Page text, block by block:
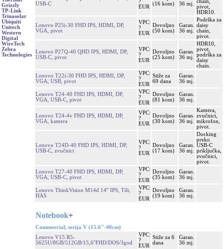
Grizzly
TP-Link
Trinasolar
Ubiquiti
Unitech
Western
Digital
WireTech
Zebra
Technologies
USB-C
EUR
(16 kom)
36 mj.
pivot,
HDR10.
Lenovo P25i-30 FHD IPS, HDMI, DP,
VGA, pivot
VPC:
?
EUR
Dovoljno
(50 kom)
Garan.
36 mj.
Podrška za
daisy
chain,
pivot.
Lenovo P27Q-40 QHD IPS, HDMI, DP,
USB-C, pivot
VPC:
?
EUR
Dovoljno
(25 kom)
Garan.
36 mj.
HDR10,
pivot,
podrška za
daisy
chain.
Lenovo T22i-30 FHD IPS, HDMI, DP,
VGA, USB, pivot
VPC:
?
EUR
Stiže za
69 dana
Garan.
36 mj.
Lenovo T24-40 FHD IPS, HDMI, DP,
VGA, USB-C, pivot
VPC:
?
EUR
Dovoljno
(81 kom)
Garan.
36 mj.
Lenovo T24-4v FHD IPS, HDMI, DP,
VGA, kamera
VPC:
?
EUR
Dovoljno
(30 kom)
Garan.
36 mj.
Kamera,
zvučnici,
mikrofon,
pivot.
Lenovo T24D-40 FHD IPS, HDMI, DP,
USB-C, zvučnici
VPC:
?
EUR
Dovoljno
(17 kom)
Garan.
36 mj.
Docking
preko
USB-C
priključka,
zvučnici,
pivot.
Lenovo T27-40 FHD IPS, HDMI, DP,
VGA, USB-C, pivot
VPC:
?
EUR
Dovoljno
(35 kom)
Garan.
36 mj.
Lenovo ThinkVision M14d 14'' IPS, Tilt,
HAS
VPC:
?
EUR
Dovoljno
(19 kom)
Garan.
36 mj.
Notebook+
Commercial, serija V (15.6"-40cm)
Lenovo V15 R5-
5625U/8GB/512GB/15,6''FHD/DOS/3god
VPC:
?
EUR
Stiže za 6
dana
Garan.
36 mj.